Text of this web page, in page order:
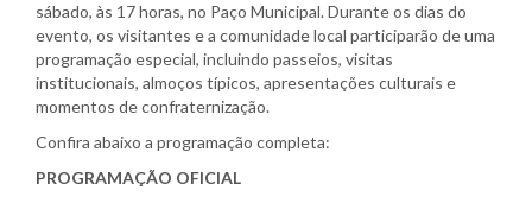
sábado, às 17 horas, no Paço Municipal. Durante os dias do
evento, os visitantes e a comunidade local participarão de uma
programação especial, incluindo passeios, visitas
institucionais, almoços típicos, apresentações culturais e
momentos de confraternização.
Confira abaixo a programação completa:
PROGRAMAÇÃO OFICIAL